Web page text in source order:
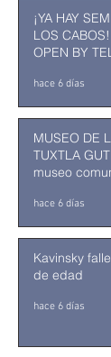
¡YA HAY
LOS
OPEN BY
hace 6 días
MUSEO DE
TUXTLA
museo
hace 6 días
Kavinsky
de edad
hace 6 días